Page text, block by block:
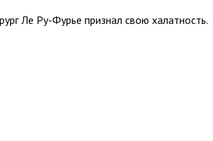
Ле Ру-Фурье признал свою халатность.